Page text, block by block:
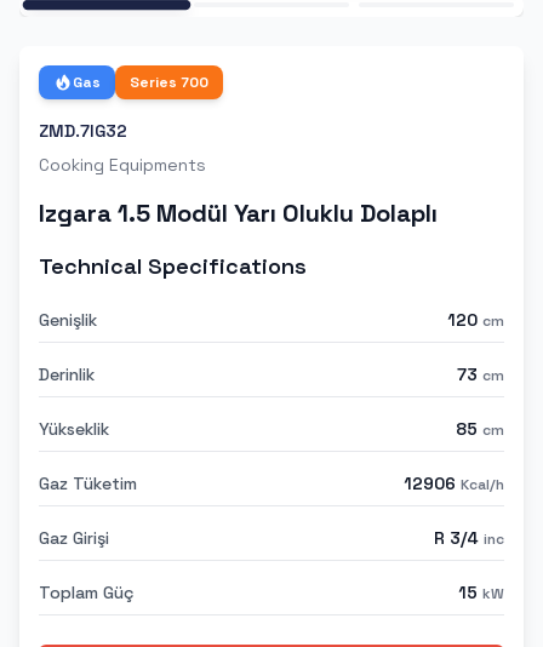
Gas Series 700
ZMD.7IG32
Cooking Equipments
Izgara 1.5 Modül Yarı Oluklu Dolaplı
Technical Specifications
Genişlik 120 cm
Derinlik 73 cm
Yükseklik 85 cm
Gaz Tüketim 12906 Kcal/h
Gaz Girişi R 3/4 inc
Toplam Güç 15 kW